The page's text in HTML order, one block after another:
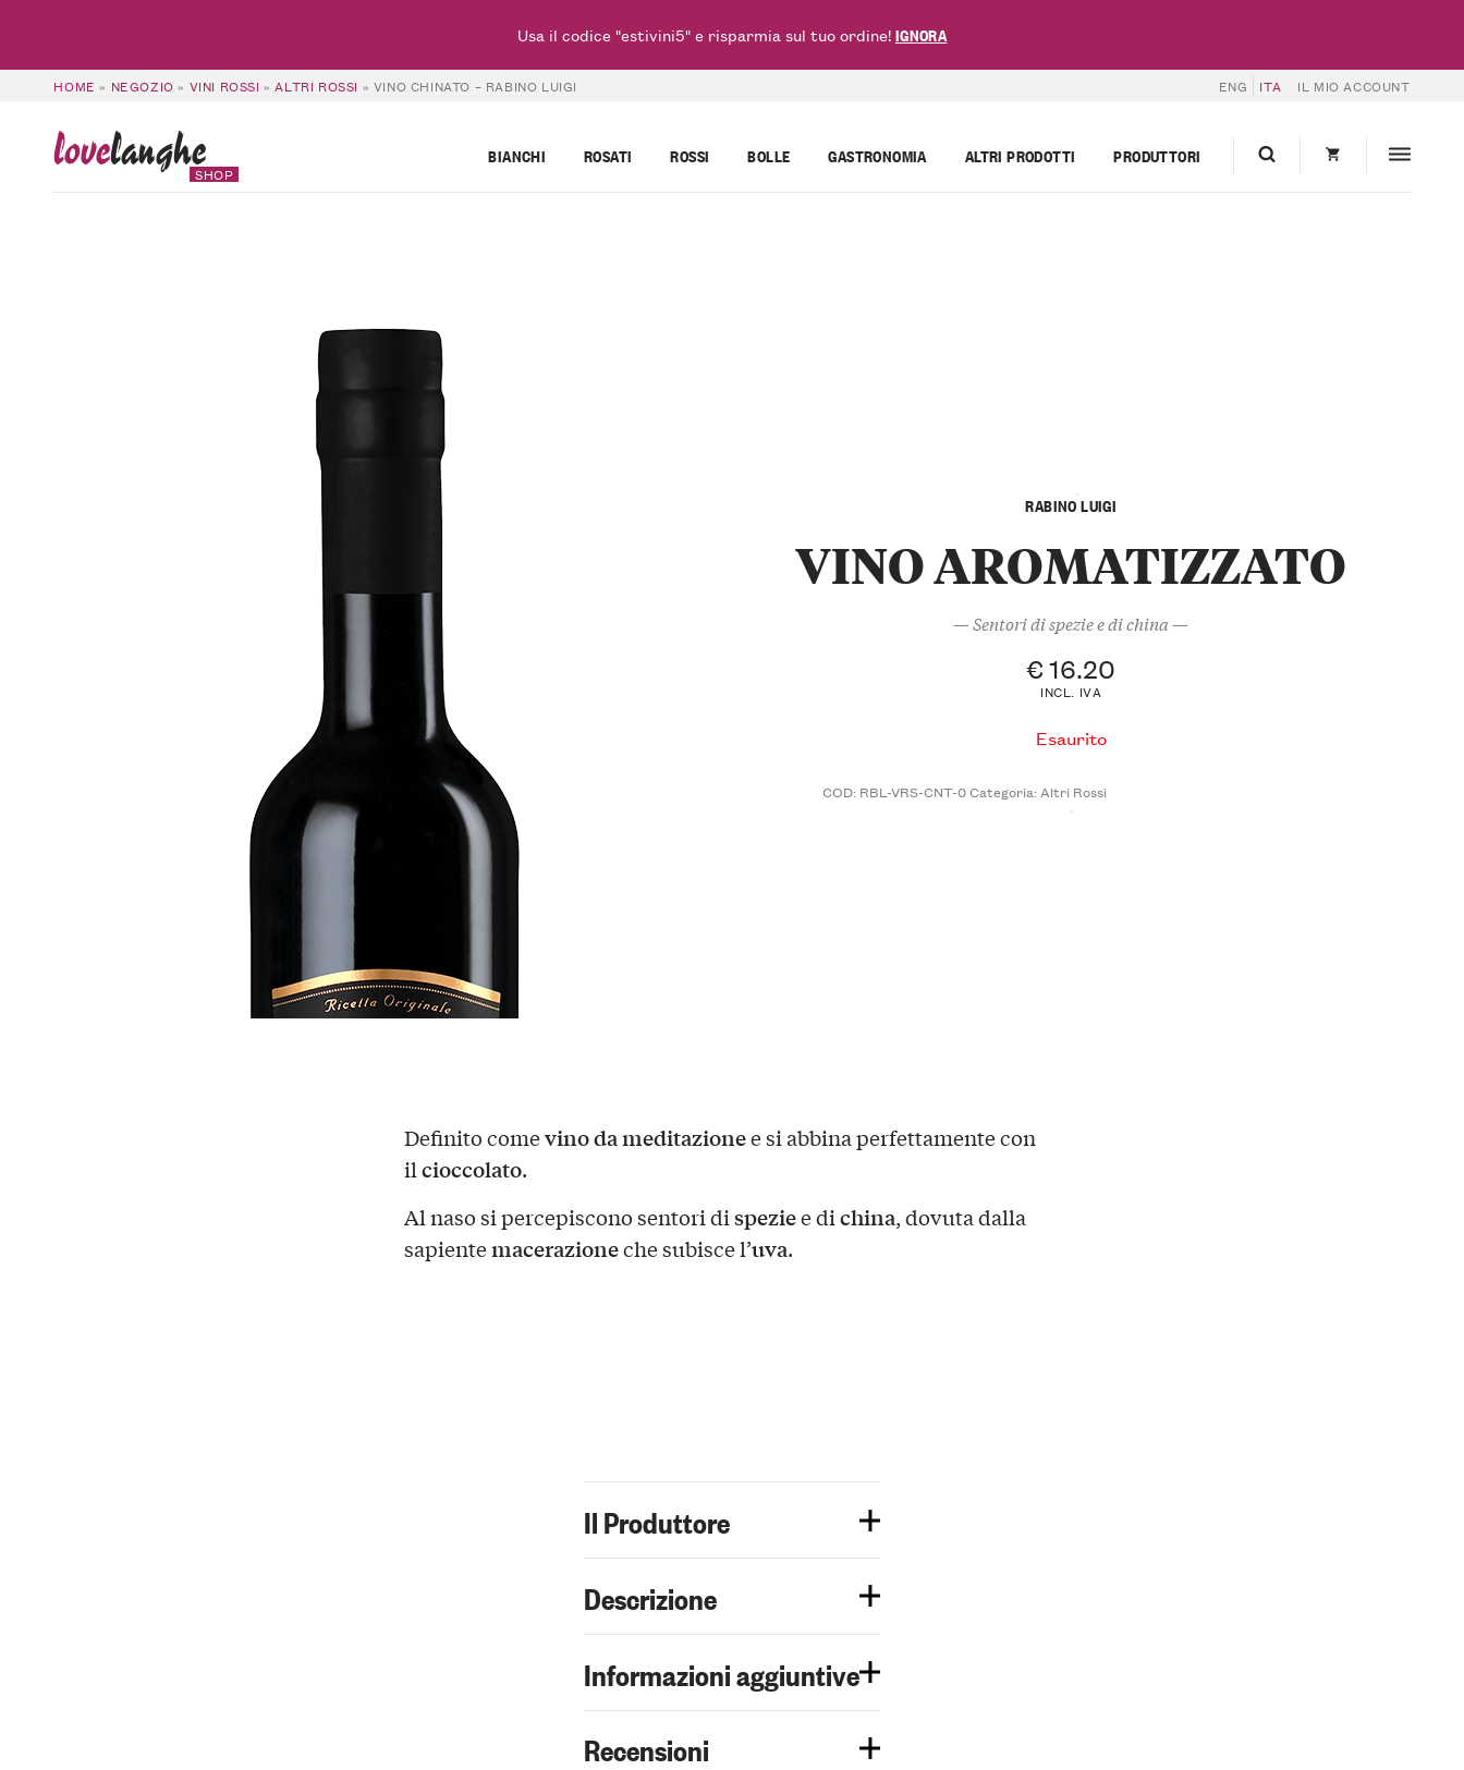
HOME » NEGOZIO » VINI ROSSI » ALTRI ROSSI » VINO CHINATO – RABINO LUIGI ENG ITA IL MIO ACCOUNT
lovelanghe
SHOP
BIANCHI ROSATI ROSSI BOLLE GASTRONOMIA ALTRI PRODOTTI PRODUTTORI
RABINO LUIGI
VINO AROMATIZZATO
— Sentori di spezie e di china —
€16.20
INCL. IVA
Esaurito
COD: RBL-VRS-CNT-0Categoria:Altri Rossi
Definito comevino da meditazionee si abbina perfettamente con
ilcioccolato.
Al naso si percepiscono sentori dispeziee dichina, dovuta dalla
sapientemacerazioneche subisce l’uva.
Il Produttore
Descrizione
Informazioni aggiuntive
Recensioni
Usa il codice "estivini5" e risparmia sul tuo ordine!IGNORA